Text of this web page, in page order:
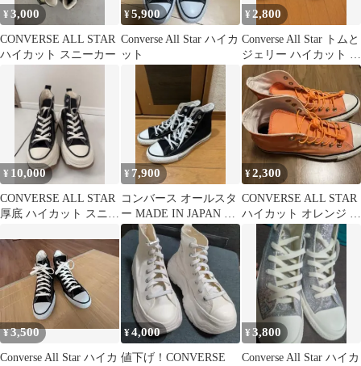
¥3,000
CONVERSE ALL STAR
ハイカット スニーカー
¥5,900
Converse All Star ハイカ
ット
¥ 2,800
Converse All Star トムと
ジェリー ハイカット ス
ニーカー
¥ 10,000
CONVERSE ALL STAR
厚底 ハイカット スニー
¥ 7,900
コンバース オールスタ
ー MADE IN JAPAN ハ
イカット
¥2,300
CONVERSE ALL STAR
ハイカット オレンジ ス
ニーカー
¥3,500
Converse All Star ハイカ
¥4,000
値下げ！CONVERSE
¥3,800
Converse All Star ハイカ